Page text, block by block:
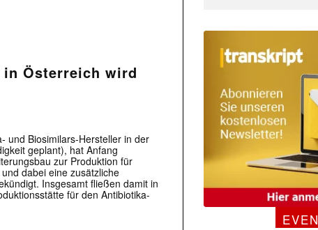
Österreich wird
und Biosimilars-Hersteller in der
geplant), hat Anfang
zur Produktion für
dabei eine zusätzliche
Insgesamt fließen damit in
für den Antibiotika-